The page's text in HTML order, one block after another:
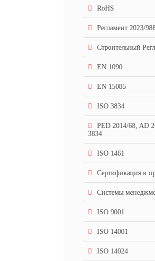
RoHS
Регламент 2023/
Строительный
EN 1090
EN 15085
ISO 3834
PED 2014/68, AD
3834
ISO 1461
Сертификация в
Системы
ISO 9001
ISO 14001
ISO 14024